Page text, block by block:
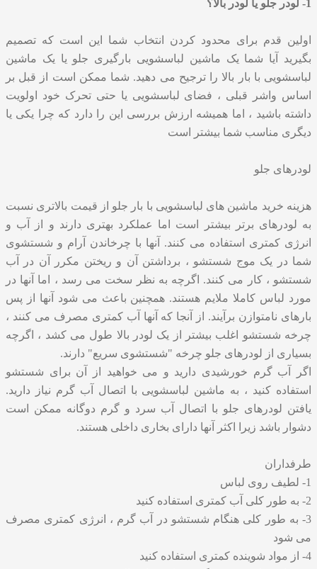
1- لودر جلو یا لودر بالا؟
اولین قدم برای محدود کردن انتخاب شما این است که تصمیم
بگیرید آیا شما یک ماشین لباسشویی بارگیری جلو یا یک ماشین
لباسشویی با بار بالا را ترجیح می دهید. شما ممکن است از قبل بر
اساس واشر قبلی ، فضای لباسشویی یا حتی تحرک خود اولویت
داشته باشید ، اما همیشه ارزش بررسی این را دارد که چرا یکی یا
دیگری مناسب شما بیشتر است
لودرهای جلو
هزینه خرید ماشین های لباسشویی با بار جلو از قیمت بالاتری نسبت
به لودرهای برتر بیشتر است اما عملکرد بهتری دارند و از آب و
انرژی کمتری استفاده می کنند. آنها با چرخاندن آرام و شستشوی
شما در یک موج شستشو ، برداشتن آن و ریختن مکرر آن در آب
شستشو ، کار می کنند. اگرچه به نظر سخت می رسد ، اما آنها در
مورد لباس کاملا ملایم هستند. همچنین باعث می شود آنها از پس
بارهای نامتوازن برآیند. از آنجا که آنها آب کمتری مصرف می کنند ،
چرخه شستشو اغلب بیشتر از یک لودر بالا طول می کشد ، اگرچه
بسیاری از لودرهای جلو چرخه "شستشوی سریع" دارند.
اگر آب گرم خورشیدی دارید و می خواهید از آن برای شستشو
استفاده کنید ، به ماشین لباسشویی با اتصال آب گرم نیاز دارید.
یافتن لودرهای جلو با اتصال آب سرد و گرم دوگانه ممکن است
دشوار باشد زیرا اکثر آنها دارای بخاری داخلی هستند.
طرفداران
1- لطیف روی لباس
2- به طور کلی آب کمتری استفاده کنید
3- به طور کلی هنگام شستشو در آب گرم ، انرژی کمتری مصرف
می شود
4- از مواد شوینده کمتری استفاده کنید